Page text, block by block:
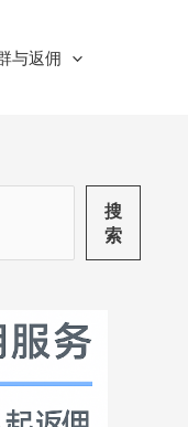
与返佣
搜
索